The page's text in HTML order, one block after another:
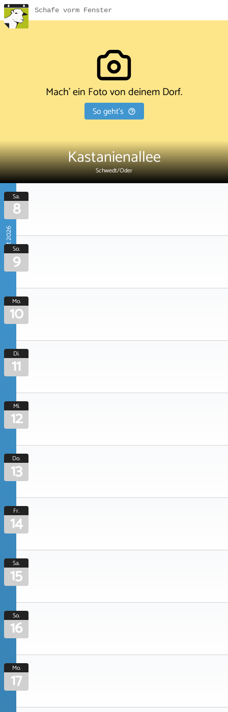
Schafe vorm Fenster
Mach' ein Foto von deinem Dorf.
So geht's
Kastanienallee
Schwedt/Oder
August 2026
Sa.
8
So.
9
Mo.
10
Di.
11
Mi.
12
Do.
13
Fr.
14
Sa.
15
So.
16
Mo.
17